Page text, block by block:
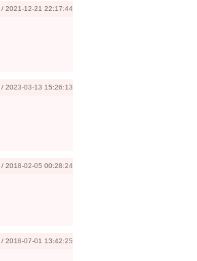
/ 2021-12-21 22:17:44
/ 2023-03-13 15:26:13
/ 2018-02-05 00:28:24
/ 2018-07-01 13:42:25